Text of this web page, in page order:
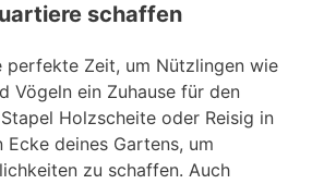
schaffen
perfekte Zeit, um Nützlingen wie
Vögeln ein Zuhause für den
Holzscheite oder Reisig in
deines Gartens, um
zu schaffen. Auch